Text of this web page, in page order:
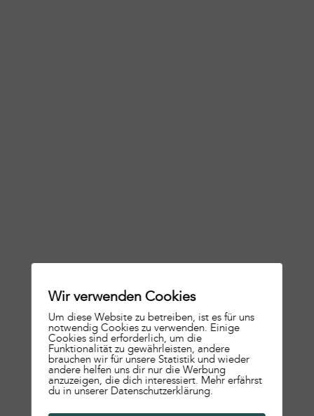
Wir verwenden Cookies
Um diese Website zu betreiben, ist es für uns
notwendig Cookies zu verwenden. Einige
Cookies sind erforderlich, um die
Funktionalität zu gewährleisten, andere
brauchen wir für unsere Statistik und wieder
andere helfen uns dir nur die Werbung
anzuzeigen, die dich interessiert. Mehr erfährst
du in unserer Datenschutzerklärung.